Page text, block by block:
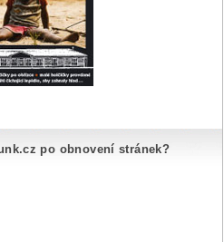
po obnovení stránek?